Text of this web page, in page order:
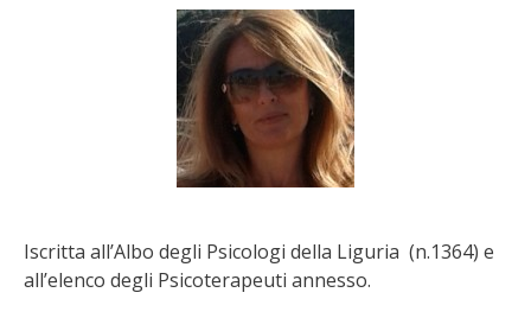
Iscritta all’Albo degli Psicologi della Liguria (n.1364) e
all’elenco degli Psicoterapeuti annesso.